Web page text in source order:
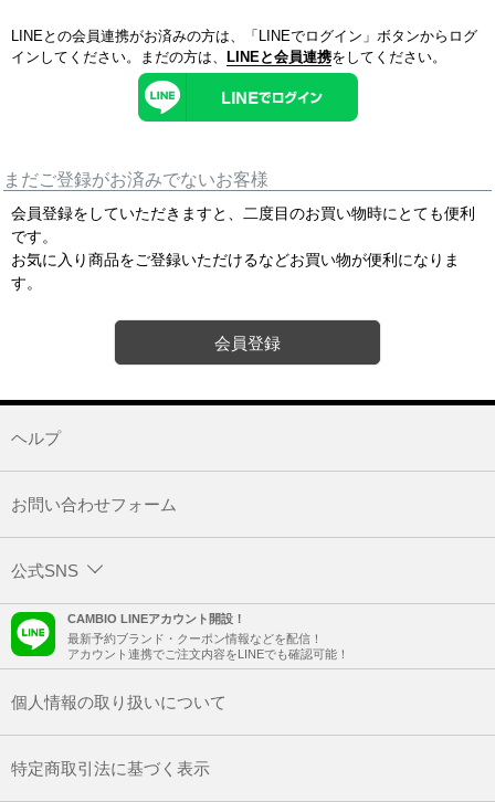
LINEとの会員連携がお済みの方は、「LINEでログイン」ボタンからログ
インしてください。まだの方は、
LINEと会員連携をしてください。
まだご登録がお済みでないお客様
会員登録をしていただきますと、二度目のお買い物時にとても便利
です。
お気に入り商品をご登録いただけるなどお買い物が便利になりま
す。
会員登録
ヘルプ
お問い合わせフォーム
公式SNS
CAMBIO LINEアカウント開設！
最新予約ブランド・クーポン情報などを配信！
アカウント連携でご注文内容をLINEでも確認可能！
個人情報の取り扱いについて
特定商取引法に基づく表示